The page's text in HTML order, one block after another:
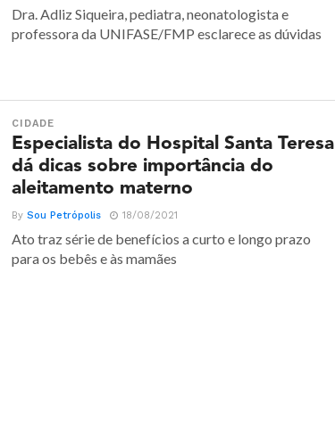
Dra. Adliz Siqueira, pediatra, neonatologista e
professora da UNIFASE/FMP esclarece as dúvidas
CIDADE
Especialista do Hospital Santa Teresa
dá dicas sobre importância do
aleitamento materno
BySou Petrópolis 18/08/2021
Ato traz série de benefícios a curto e longo prazo
para os bebês e às mamães